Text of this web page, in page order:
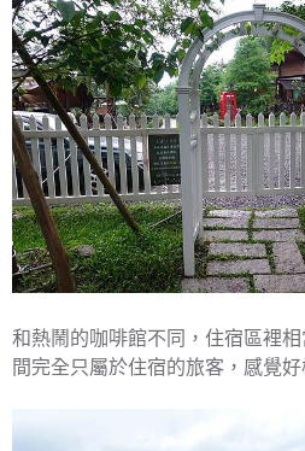
和熱鬧的咖啡館不同，住宿區裡
間完全只屬於住宿的旅客，感覺